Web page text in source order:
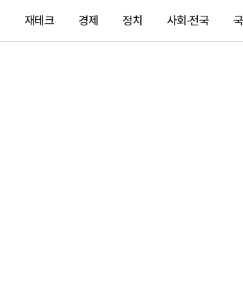
재테크 경제 정치 사회·전국